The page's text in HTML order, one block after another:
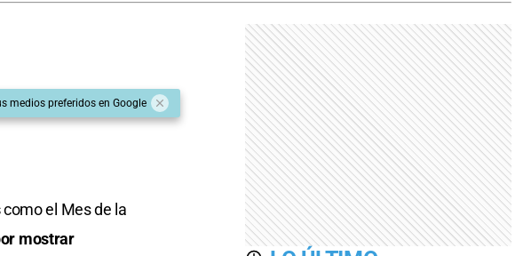
medios preferidos en Google
como el Mes de la
mostrar